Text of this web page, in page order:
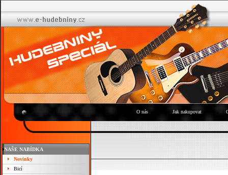
O nás Jak nakupovat
NAŠE NABÍDKA
Novinky
Bicí